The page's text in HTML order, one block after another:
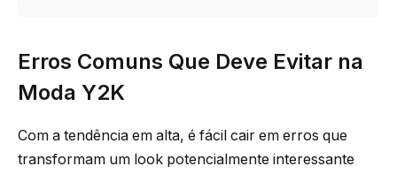
Erros Comuns Que Deve Evitar na
Moda Y2K
Com a tendência em alta, é fácil cair em erros que
transformam um look potencialmente interessante